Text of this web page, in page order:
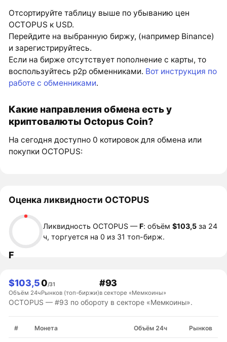
Отсортируйте таблицу выше по убыванию цен
OCTOPUS к USD.
Перейдите на выбранную биржу, (например Binance)
и зарегистрируйтесь.
Если на бирже отсутствует пополнение с карты, то
воспользуйтесь p2p обменниками. Вот инструкция по
работе с обменниками.
Какие направления обмена есть у
криптовалюты Octopus Coin?
На сегодня доступно 0 котировок для обмена или
покупки OCTOPUS:
Оценка ликвидности OCTOPUS
F
Ликвидность OCTOPUS —F: объём$103,5 за 24
ч, торгуется на 0 из 31 топ-бирж.
$103,5
Объём 24ч
0/31
Рынков (топ-биржи)
#93
в секторе «Мемкоины»
OCTOPUS — #93 по обороту в секторе «Мемкоины».
# Монета Объём 24ч Рынков